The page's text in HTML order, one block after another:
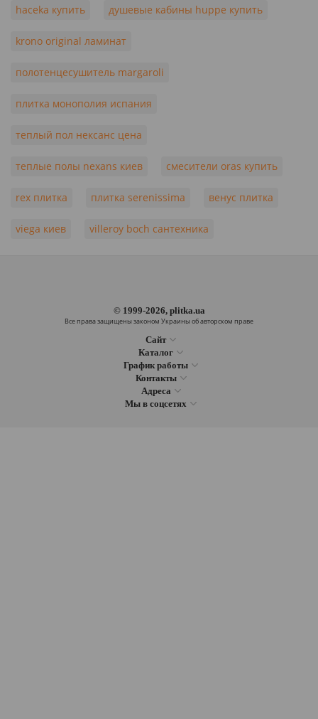
haceka купить душевые кабины huppe купить
krono original ламинат
полотенцесушитель margaroli
плитка монополия испания
теплый пол нексанс цена
теплые полы nexans киев смесители oras купить
rex плитка плитка serenissima венус плитка
viega киев villeroy boch сантехника
© 1999-2026, plitka.ua
Все права защищены законом Украины об авторском праве
Сайт
Каталог
График работы
Контакты
Адреса
Мы в соцсетях